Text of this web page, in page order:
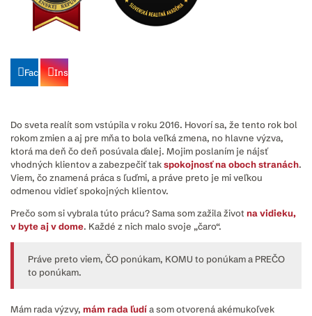
FacebookInstagram
Do sveta realít som vstúpila v roku 2016. Hovorí sa, že tento rok bol
rokom zmien a aj pre mňa to bola veľká zmena, no hlavne výzva,
ktorá ma deň čo deň posúvala ďalej. Mojim poslaním je nájsť
vhodných klientov a zabezpečiť takspokojnosť na oboch stranách.
Viem, čo znamená práca s ľuďmi, a práve preto je mi veľkou
odmenou vidieť spokojných klientov.
Prečo som si vybrala túto prácu? Sama som zažila život na vidieku,
v byte aj v dome. Každé z nich malo svoje „čaro“.
Práve preto viem, ČO ponúkam, KOMU to ponúkam a PREČO
to ponúkam.
Mám rada výzvy, mám rada ľudía som otvorená akémukoľvek